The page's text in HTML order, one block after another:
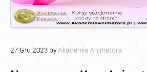
27 Gru 2023 byAkademia Animatora